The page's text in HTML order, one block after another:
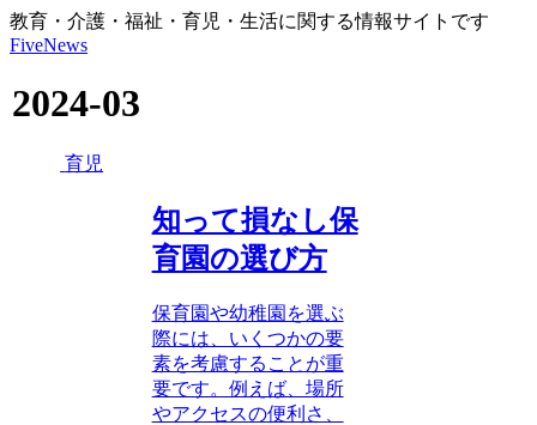
教育・介護・福祉・育児・生活に関する情報サイトです
FiveNews
2024-03
育児
知って損なし保
育園の選び方
保育園や幼稚園を選ぶ
際には、いくつかの要
素を考慮することが重
要です。例えば、場所
やアクセスの便利さ、